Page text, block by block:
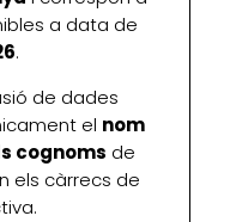
a data de
.
de dades
el nom
cognoms de
els càrrecs de